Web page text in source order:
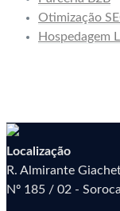
Otimização
Hospedagem
Localização
R. Almirante
Nº 185 / 02 -